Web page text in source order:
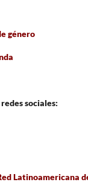
género
sociales:
Latinoamericana